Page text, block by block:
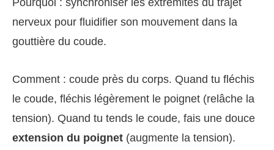
nerveux pour fluidifier son mouvement dans la
gouttière du coude.
Comment : coude près du corps. Quand tu fléchis
le coude, fléchis légèrement le poignet (relâche la
tension). Quand tu tends le coude, fais une douce
extension du poignet (augmente la tension).